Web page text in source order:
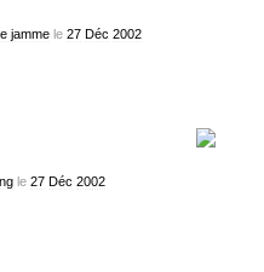
jammele 27 Déc 2002
le 27 Déc 2002